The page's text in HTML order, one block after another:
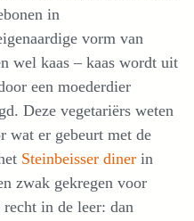
in
vorm van
wel kaas – kaas wordt uit
een moederdier
Deze vegetariërs weten
wat er gebeurt met de
Steinbeisser diner in
zwak gekregen voor
in de leer: dan